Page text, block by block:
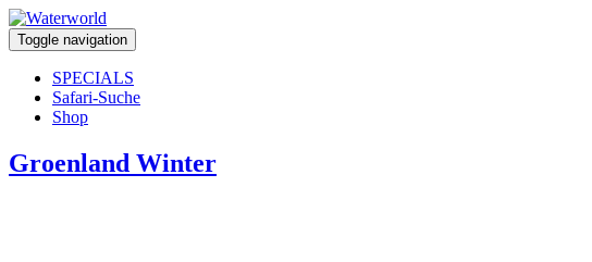
Toggle navigation
SPECIALS
Safari-Suche
Shop
Groenland Winter